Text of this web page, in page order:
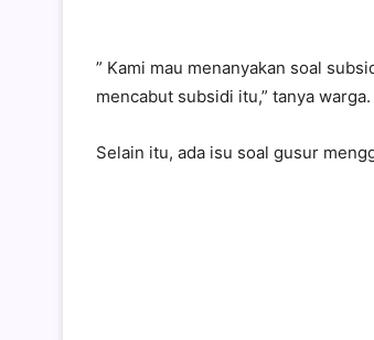
” Kami mau menanyakan soal
mencabut subsidi itu,” tanya warga.
Selain itu, ada isu soal gusur